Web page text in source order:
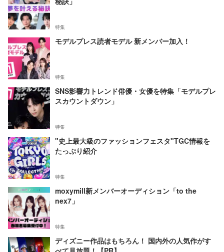
特集
モデルプレス読者モデル 新メンバー加入！
特集
SNS影響力トレンド俳優・女優を特集「モデルプレ
スカウントダウン」
特集
"史上最大級のファッションフェスタ"TGC情報を
たっぷり紹介
特集
moxymill新メンバーオーディション「to the
nex7」
特集
ディズニー作品はもちろん！ 国内外の人気作がす